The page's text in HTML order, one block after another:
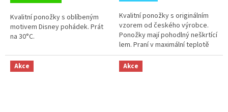
Kvalitní ponožky s oblíbeným
motivem Disney pohádek. Prát
na 30°C.
Kvalitní ponožky s originálním
vzorem od českého výrobce.
Ponožky mají pohodlný neškrtící
lem. Praní v maximální teplotě
40°C.
Akce Akce